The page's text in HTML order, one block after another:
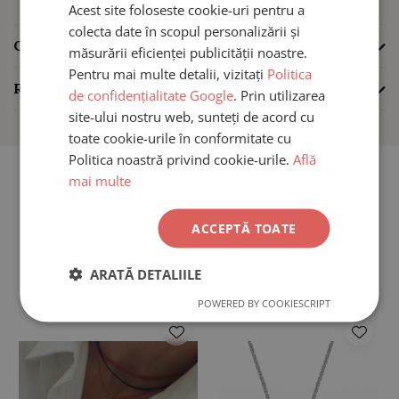
Acest joc de două lanțuri creează identitatea piesei – efectul
“dancing” – unde lumina se prinde diferit la fiecare pas, iar
diamantul pare mereu în mișcare.
Realizat din aur galben 18K, colierul este gândit ca o piesă
minimalistă, dar cu impact vizual puternic, perfectă pentru
purtare zilnică sau ocazii speciale.
Detalii bijuterie
Material:
Aur galben 18K
Greutate:
1.33 g
CARACTERISTICI
REVIEW-URI(0)
PRODUSE SIMILARE
Acest site foloseste cookie-uri pentru a
colecta date în scopul personalizării și
măsurării eficienței publicității noastre.
Pentru mai multe detalii, vizitați Politica
de confidențialitate Google. Prin utilizarea
site-ului nostru web, sunteți de acord cu
toate cookie-urile în conformitate cu
Politica noastră privind cookie-urile.Află
mai multe
ACCEPTĂ TOATE
ARATĂ DETALIILE
POWERED BY COOKIESCRIPT